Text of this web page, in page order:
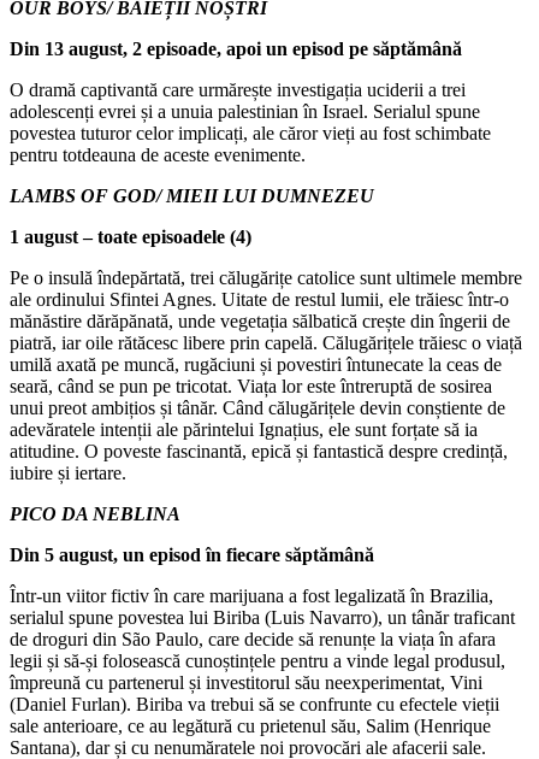
OUR BOYS/ BĂIEȚII NOȘTRI
Din 13 august, 2 episoade, apoi un episod pe săptămână
O dramă captivantă care urmărește investigația uciderii a trei
adolescenți evrei și a unuia palestinian în Israel. Serialul spune
povestea tuturor celor implicați, ale căror vieți au fost schimbate
pentru totdeauna de aceste evenimente.
LAMBS OF GOD/ MIEII LUI DUMNEZEU
1 august – toate episoadele (4)
Pe o insulă îndepărtată, trei călugărițe catolice sunt ultimele membre
ale ordinului Sfintei Agnes. Uitate de restul lumii, ele trăiesc într-o
mănăstire dărăpănată, unde vegetația sălbatică crește din îngerii de
piatră, iar oile rătăcesc libere prin capelă. Călugărițele trăiesc o viață
umilă axată pe muncă, rugăciuni și povestiri întunecate la ceas de
seară, când se pun pe tricotat. Viața lor este întreruptă de sosirea
unui preot ambițios și tânăr. Când călugărițele devin conștiente de
adevăratele intenții ale părintelui Ignațius, ele sunt forțate să ia
atitudine. O poveste fascinantă, epică și fantastică despre credință,
iubire și iertare.
PICO DA NEBLINA
Din 5 august, un episod în fiecare săptămână
Într-un viitor fictiv în care marijuana a fost legalizată în Brazilia,
serialul spune povestea lui Biriba (Luis Navarro), un tânăr traficant
de droguri din São Paulo, care decide să renunțe la viața în afara
legii și să-și folosească cunoștințele pentru a vinde legal produsul,
împreună cu partenerul și investitorul său neexperimentat, Vini
(Daniel Furlan). Biriba va trebui să se confrunte cu efectele vieții
sale anterioare, ce au legătură cu prietenul său, Salim (Henrique
Santana), dar și cu nenumăratele noi provocări ale afacerii sale.